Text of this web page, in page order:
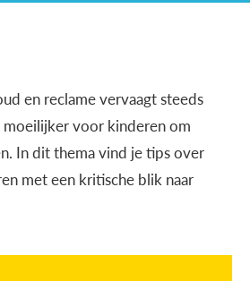
en reclame vervaagt steeds
moeilijker voor kinderen om
In dit thema vind je tips over
met een kritische blik naar